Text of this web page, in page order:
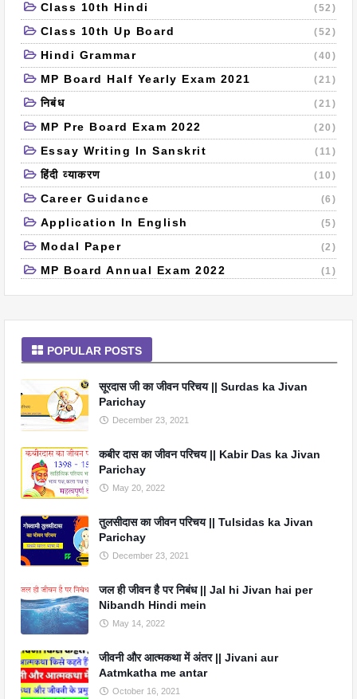
Class 10th Hindi (52)
Class 10th Up Board (52)
Hindi Grammar (40)
MP Board Half Yearly Exam 2021 (21)
निबंध (21)
MP Pre Board Exam 2022 (20)
Essay Writing In Sanskrit (11)
हिंदी व्याकरण (10)
Career Guidance (6)
Application In English (5)
Modal Paper (2)
MP Board Annual Exam 2022 (1)
POPULAR POSTS
सूरदास जी का जीवन परिचय || Surdas ka Jivan
Parichay
December 23, 2021
कबीर दास का जीवन परिचय || Kabir Das ka Jivan
Parichay
May 20, 2022
तुलसीदास का जीवन परिचय || Tulsidas ka Jivan
Parichay
December 23, 2021
जल ही जीवन है पर निबंध || Jal hi Jivan hai per
Nibandh Hindi mein
May 14, 2022
जीवनी और आत्मकथा में अंतर || Jivani aur
Aatmkatha me antar
October 16, 2021